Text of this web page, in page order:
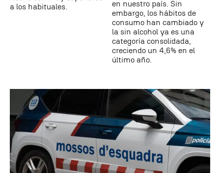
a los habituales.
en nuestro país. Sin
embargo, los hábitos de
consumo han cambiado y
la sin alcohol ya es una
categoría consolidada,
creciendo un 4,6% en el
último año.